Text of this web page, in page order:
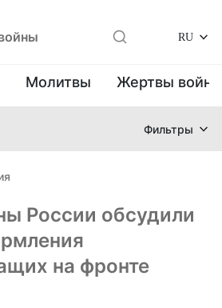
RU
Молитвы Жертвы
Фильтры
России обсудили
на фронте